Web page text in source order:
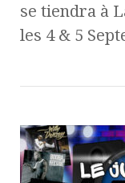
se tiendra à
les 4 & 5